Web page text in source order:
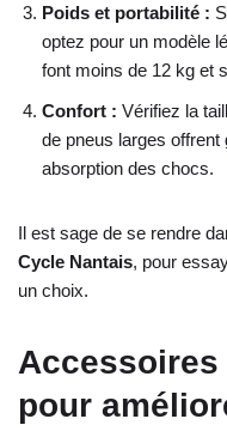
Poids et portabilité :
optez pour un modèle
font moins de 12 kg et
Confort : Vérifiez la
de pneus larges offrent
absorption des chocs.
Il est sage de se rendre
Cycle Nantais, pour
un choix.
pour